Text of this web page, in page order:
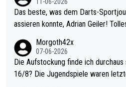
11-06-2026
Das beste, was dem Darts-
assieren konnte, Adrian Geiler!
Morgoth42x
07-06-2026
Die Aufstockung finde ich
16/8? Die Jugendspiele waren letztes Jahr durchaus sehr kurz